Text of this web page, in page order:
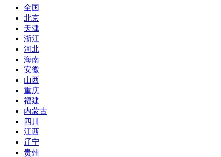
全国
北京
天津
浙江
河北
海南
安徽
山西
重庆
福建
内蒙古
四川
江西
辽宁
贵州